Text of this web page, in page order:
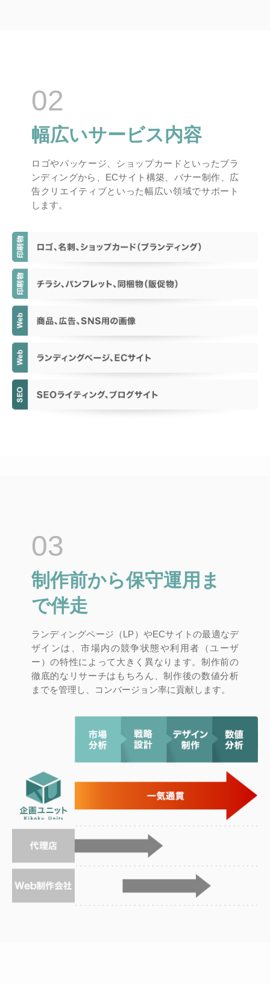
02
幅広いサービス内容
ロゴやパッケージ、ショップカードといったブラ
ンディングから、ECサイト構築、バナー制作、広
告クリエイティブといった幅広い領域でサポート
します。
03
制作前から保守運用ま
で伴走
ランディングページ（LP）やECサイトの最適なデ
ザインは、市場内の競争状態や利用者（ユーザ
ー）の特性によって大きく異なります。制作前の
徹底的なリサーチはもちろん、制作後の数値分析
までを管理し、コンバージョン率に貢献します。